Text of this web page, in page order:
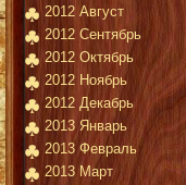
2012 Август
2012 Сентябрь
2012 Октябрь
2012 Ноябрь
2012 Декабрь
2013 Январь
2013 Февраль
2013 Март